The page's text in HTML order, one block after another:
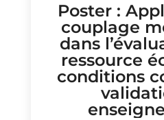
Poster :
couplage
dans
ressource
conditions